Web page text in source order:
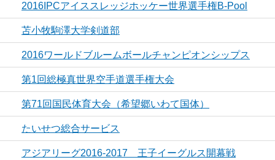
2016IPCアイススレッジホッケー世界選手権B-Pool
苫小牧駒澤大学剣道部
2016ワールドブルームボールチャンピオンシップス
第1回総極真世界空手道選手権大会
第71回国民体育大会（希望郷いわて国体）
たいせつ総合サービス
アジアリーグ2016‐2017 王子イーグルス開幕戦